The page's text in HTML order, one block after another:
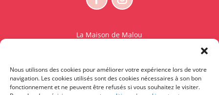
Nous utilisons des cookies pour améliorer votre expérience lors de votre
navigation. Les cookies utilisés sont des cookies nécessaires à son bon
fonctionnement et ne peuvent être refusés si vous souhaitez le visiter.
La Maison de Malou
BE 0765.825.589